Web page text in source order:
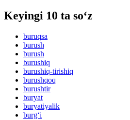
Keyingi 10 ta so‘z
buruqsa
burush
burush
burushiq
burushiq-tirishiq
burushqoq
burushtir
buryat
buryatiyalik
burg‘i